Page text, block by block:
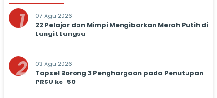
1 07 Agu 2026
22 Pelajar dan Mimpi Mengibarkan Merah Putih di
Langit Langsa
2 03 Agu 2026
Tapsel Borong 3 Penghargaan pada Penutupan
PRSU ke-50